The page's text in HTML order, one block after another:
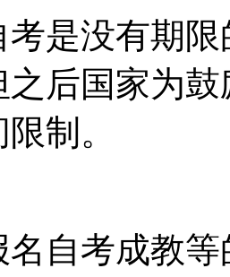
考是没有期
后国家为
制。
名自考成教